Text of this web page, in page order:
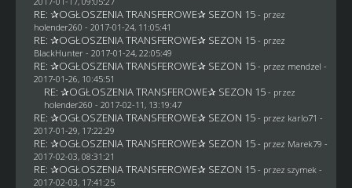
RE: ✰OGŁOSZENIA TRANSFEROWE✰ SEZON 15 - przez
holender260 - 2017-01-24, 11:05:41
RE: ✰OGŁOSZENIA TRANSFEROWE✰ SEZON 15 - przez
BlackHunter- 2017-01-24, 22:05:49
RE: ✰OGŁOSZENIA TRANSFEROWE✰ SEZON 15 - przez mendzel -
2017-01-26, 10:45:51
RE: ✰OGŁOSZENIA TRANSFEROWE✰ SEZON 15 - przez
holender260 - 2017-02-11, 13:19:47
RE: ✰OGŁOSZENIA TRANSFEROWE✰ SEZON 15 - przez karlo71 -
2017-01-29, 17:22:29
RE: ✰OGŁOSZENIA TRANSFEROWE✰ SEZON 15 - przez Marek79 -
2017-02-03, 08:31:21
RE: ✰OGŁOSZENIA TRANSFEROWE✰ SEZON 15 - przez szymek -
2017-02-03, 17:41:25